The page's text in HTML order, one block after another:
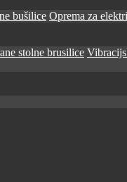
bušilice Oprema za
stolne brusilice